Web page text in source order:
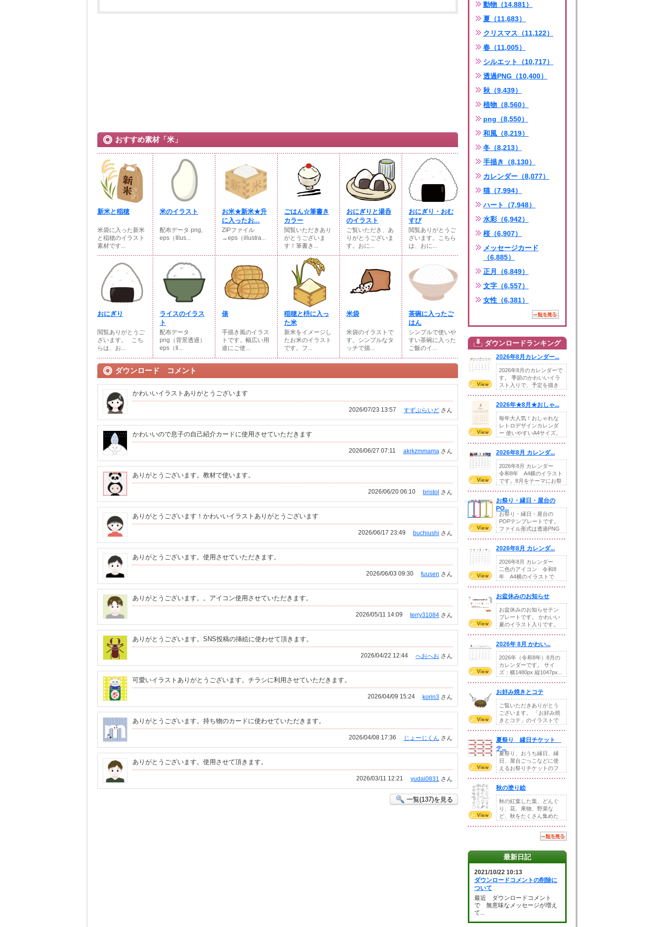
おすすめ素材「米」
新米と稲穂
米袋に入った新米
と稲穂のイラスト
素材です...
米のイラスト
配布データ png,
eps（Illus...
お米★新米★升
に入ったお...
ZIPファイル
→eps（illustra...
ごはん☆筆書き
カラー
閲覧いただきあり
がとうございま
す！筆書き...
おにぎりと湯呑
のイラスト
ご覧いただき、あ
りがとうございま
す。おに...
おにぎり・おむ
すび
閲覧ありがとうご
ざいます。こちら
は、おに...
おにぎり
閲覧ありがとうご
ざいます。⠀こち
らは、お...
ライスのイラス
ト
配布データ
png（背景透過）
eps（Il...
俵
手描き風のイラス
トです。幅広い用
途にご使...
稲穂と枡に入っ
た米
新米をイメージし
たお米のイラスト
です。フ...
米袋
米袋のイラストで
す。シンプルなタ
ッチで描...
茶碗に入ったご
はん
シンプルで使いや
すい茶碗に入った
ご飯のイ...
ダウンロード コメント
かわいいイラストありがとうございます
すずぷらいど さん
2026/07/23 13:57
かわいいので息子の自己紹介カードに使用させていただきます
akrkzmmama さん
2026/06/27 07:11
ありがとうございます。教材で使います。
bristol さん
2026/06/20 06:10
ありがとうございます！かわいいイラストありがとうございます
buchiushi さん
2026/06/17 23:49
ありがとうございます。使用させていただきます。
fuusen さん
2026/06/03 09:30
ありがとうございます。。アイコン使用させていただきます。
terry31084 さん
2026/05/11 14:09
ありがとうございます。SNS投稿の挿絵に使わせて頂きます。
へおへお さん
2026/04/22 12:44
可愛いイラストありがとうございます。チラシに利用させていただきます。
korin3 さん
2026/04/09 15:24
ありがとうございます。持ち物のカードに使わせていただきます。
じょーじくん さん
2026/04/08 17:36
ありがとうございます。使用させて頂きます。
yudai0831 さん
2026/03/11 12:21
一覧(137)を見る
動物（14,881）
夏（11,683）
クリスマス（11,122）
春（11,005）
シルエット（10,717）
透過PNG（10,400）
秋（9,439）
植物（8,560）
png（8,550）
和風（8,219）
冬（8,213）
手描き（8,130）
カレンダー（8,077）
猫（7,994）
ハート（7,948）
水彩（6,942）
桜（6,907）
メッセージカード
（6,885）
正月（6,849）
文字（6,557）
女性（6,381）
ダウンロードランキング
2026年8月カレンダー...
2026年8月のカレンダーで
す。 季節のかわいいイラ
スト入りで、予定を描き
2026年★8月★おしゃ...
毎年大人気！おしゃれな
レトロデザインカレンダ
ー 使いやすいA4サイズ。
2026年8月 カレンダ...
2026年8月 カレンダー
令和8年 A4横のイラスト
です。8月をテーマにお祭
お祭り・縁日・屋台の
PO...
お祭り・縁日・屋台の
POPテンプレートです。
ファイル形式は透過PNG
2026年8月 カレンダ...
2026年8月 カレンダー
二色のアイコン 令和8
年 A4横のイラストで
お盆休みのお知らせ
お盆休みのお知らせテン
プレートです。 かわいい
夏のイラスト入りです。
2026年 8月 かわい...
2026年（令和8年）8月の
カレンダーです。 サイ
ズ：横1480px 縦1047px...
お好み焼きとコテ
ご覧いただきありがとう
ございます。 「お好み焼
きとコテ」のイラストで
夏祭り 縁日チケット
テ...
夏祭り、おうち縁日、縁
日、屋台ごっこなどに使
えるお祭りチケットのフ
秋の塗り絵
秋の紅葉した葉、どんぐ
り、花、果物、野菜な
ど、秋をたくさん集めた
最新日記
2021/10/22 10:13
ダウンロードコメントの削除に
ついて
最近 ダウンロードコメント
で 無意味なメッセージが増え
て...